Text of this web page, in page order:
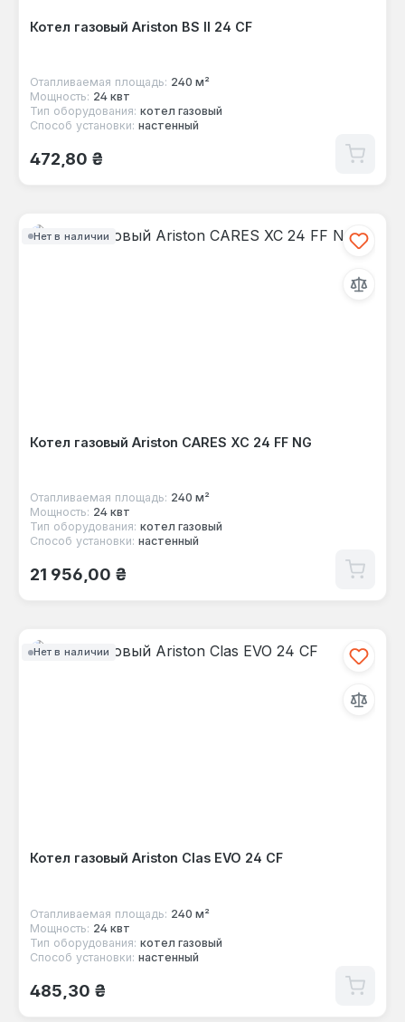
Котел газовый Ariston BS II 24 CF
Отапливаемая площадь: 240 м²
Мощность: 24 квт
Тип оборудования: котел газовый
Способ установки: настенный
Обычная цена:
472,80 ₴
Нет в наличии
Котел газовый Ariston CARES XC 24 FF NG
Отапливаемая площадь: 240 м²
Мощность: 24 квт
Тип оборудования: котел газовый
Способ установки: настенный
Обычная цена:
21 956,00 ₴
Нет в наличии
Котел газовый Ariston Clas EVO 24 CF
Отапливаемая площадь: 240 м²
Мощность: 24 квт
Тип оборудования: котел газовый
Способ установки: настенный
Обычная цена:
485,30 ₴